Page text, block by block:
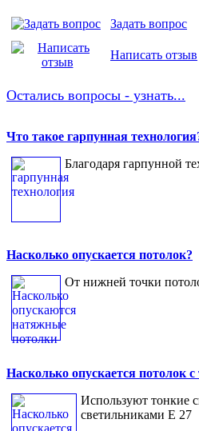
Задать вопрос
Написать отзыв
Остались вопросы - узнать...
Что такое гарпунная
Благодаря гарпунной
Насколько опускается потолок?
От нижней точки
Насколько опускается потолок
Используют тонкие
светильниками Е 27